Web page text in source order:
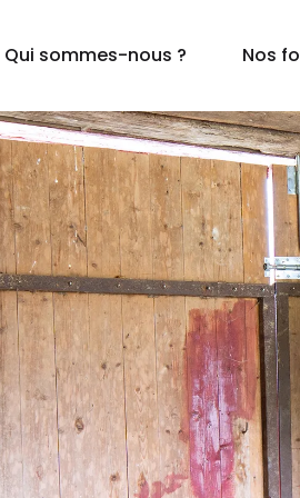
Qui sommes-nous ? Nos